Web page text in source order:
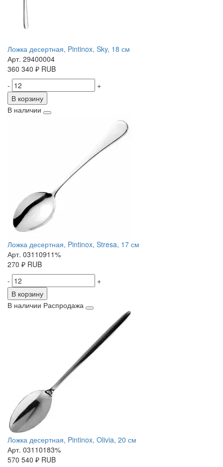
Ложка десертная, Pintinox, Sky, 18 см
Арт. 29400004
360 340 ₽ RUB
-
+
В корзину
В наличии
Ложка десертная, Pintinox, Stresa, 17 см
Арт. 03110911%
270 ₽ RUB
-
+
В корзину
В наличии Распродажа
Ложка десертная, Pintinox, Olivia, 20 см
Арт. 03110183%
570 540 ₽ RUB